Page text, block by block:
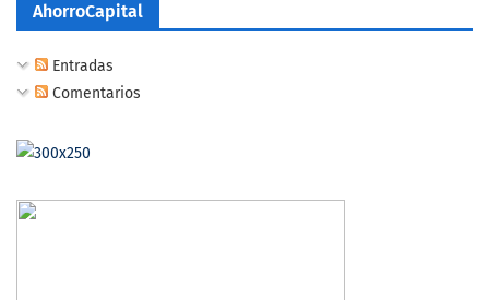
AhorroCapital
Entradas
Comentarios